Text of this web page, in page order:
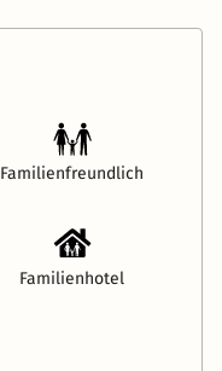
Familienfreundlich
Familienhotel